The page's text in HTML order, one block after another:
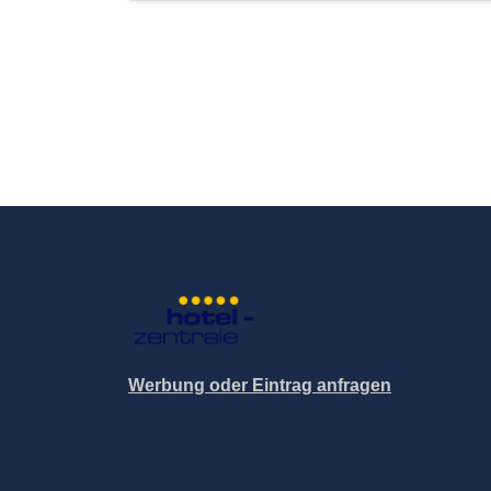
Werbung oder Eintrag anfragen